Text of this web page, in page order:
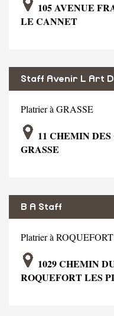
105 AVENUE
LE CANNET
Staff Avenir L Art
Platrier à GRASSE
11 CHEMIN
GRASSE
B A Staff
Platrier à
1029 CHEMIN
ROQUEFORT LES